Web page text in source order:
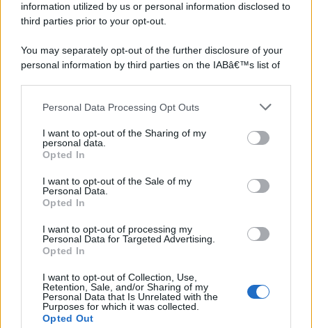
information utilized by us or personal information disclosed to
third parties prior to your opt-out.
You may separately opt-out of the further disclosure of your
personal information by third parties on the IABâ€™s list of
This information may also be disclosed by us to third parties
further disclose it to other third parties.
Please note that this website/app uses one or more Google
services and may gather and store information including but
not limited to your visit or usage behaviour. You may click to
grant or deny consent to Google and its third-party tags to
consent section.
Personal Data Processing Opt Outs
I want to opt-out of the Sharing of my
personal data.
Opted In
I want to opt-out of the Sale of my
Personal Data.
Opted In
I want to opt-out of processing my
Personal Data for Targeted Advertising.
Opted In
I want to opt-out of Collection, Use,
Retention, Sale, and/or Sharing of my
Personal Data that Is Unrelated with the
Purposes for which it was collected.
Opted Out